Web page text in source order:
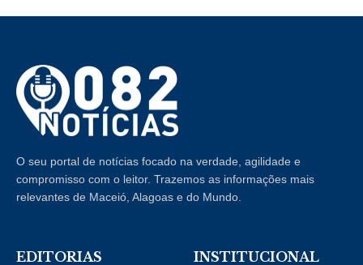
O seu portal de notícias focado na verdade, agilidade e
compromisso com o leitor. Trazemos as informações mais
relevantes de Maceió, Alagoas e do Mundo.
EDITORIAS INSTITUCIONAL